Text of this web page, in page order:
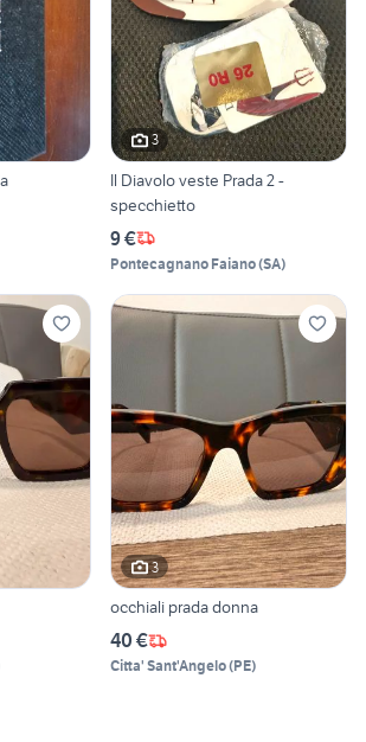
3
Il Diavolo veste Prada 2 -
specchietto
9 €
Pontecagnano Faiano(SA)
3
occhiali prada donna
40 €
Citta' Sant'Angelo(PE)